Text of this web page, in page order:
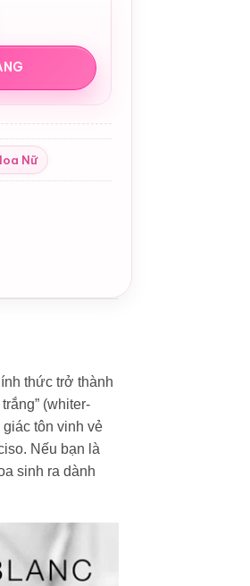
Musc Blanc EDP số lượng
Nữ
thức trở thành
(whiter-
tôn vinh vẻ
Nếu bạn là
sinh ra dành